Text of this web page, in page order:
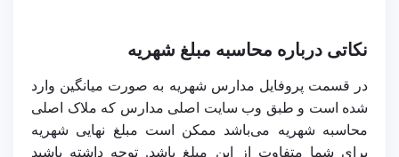
نکاتی درباره محاسبه مبلغ شهریه
در قسمت پروفایل مدارس شهریه به صورت میانگین وارد
شده است و طبق وب سایت اصلی مدارس که ملاک اصلی
محاسبه شهریه می‌باشد ممکن است مبلغ نهایی شهریه
برای شما متفاوت از این مبلغ باشد. توجه داشته باشید